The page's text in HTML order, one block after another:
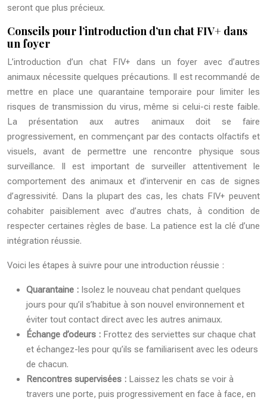
seront que plus précieux.
Conseils pour l’introduction d’un chat FIV+ dans
un foyer
L’introduction d’un chat FIV+ dans un foyer avec d’autres
animaux nécessite quelques précautions. Il est recommandé de
mettre en place une quarantaine temporaire pour limiter les
risques de transmission du virus, même si celui-ci reste faible.
La présentation aux autres animaux doit se faire
progressivement, en commençant par des contacts olfactifs et
visuels, avant de permettre une rencontre physique sous
surveillance. Il est important de surveiller attentivement le
comportement des animaux et d’intervenir en cas de signes
d’agressivité. Dans la plupart des cas, les chats FIV+ peuvent
cohabiter paisiblement avec d’autres chats, à condition de
respecter certaines règles de base. La patience est la clé d’une
intégration réussie.
Voici les étapes à suivre pour une introduction réussie :
Quarantaine : Isolez le nouveau chat pendant quelques
jours pour qu’il s’habitue à son nouvel environnement et
éviter tout contact direct avec les autres animaux.
Échange d’odeurs : Frottez des serviettes sur chaque chat
et échangez-les pour qu’ils se familiarisent avec les odeurs
de chacun.
Rencontres supervisées : Laissez les chats se voir à
travers une porte, puis progressivement en face à face, en